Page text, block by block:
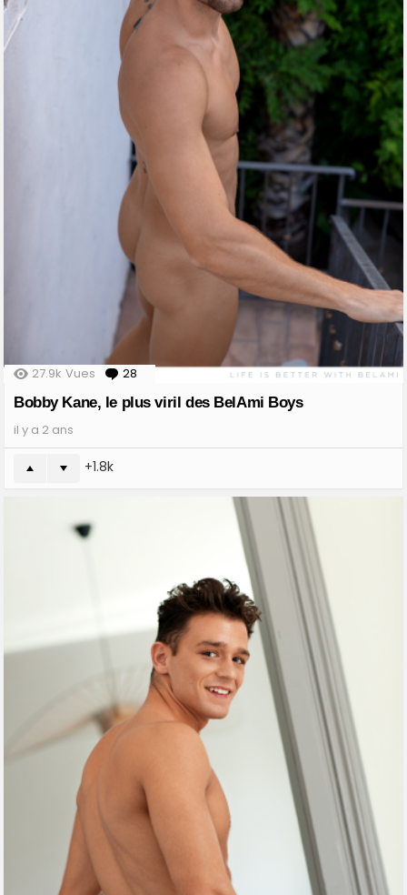
27.9k Vues 28
Bobby Kane, le plus viril des BelAmi Boys
il y a 2 ans
1.8k